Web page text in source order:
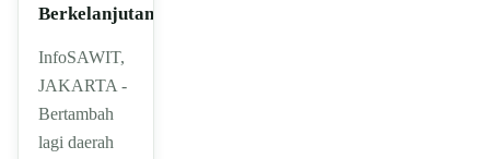
Berkelanjutan
InfoSAWIT,
JAKARTA -
Bertambah
lagi daerah